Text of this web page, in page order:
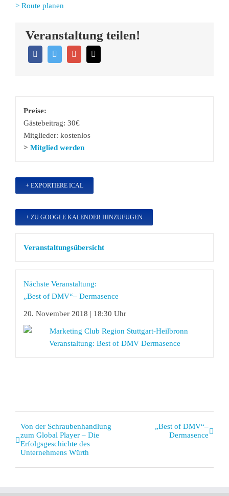
> Route planen
Veranstaltung teilen!
Preise:
Gästebeitrag: 30€
Mitglieder: kostenlos
> Mitglied werden
+ EXPORTIERE ICAL
+ ZU GOOGLE KALENDER HINZUFÜGEN
Veranstaltungsübersicht
Nächste Veranstaltung:
„Best of DMV“– Dermasence
20. November 2018 | 18:30 Uhr
Veranstaltung
Navigation
Von der Schraubenhandlung
zum Global Player – Die
Erfolgsgeschichte des
Unternehmens Würth
„Best of DMV“–
Dermasence